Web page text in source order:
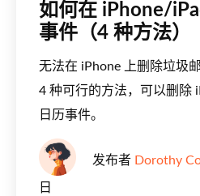
如何在 iPhone/
事件（4 种方法）
无法在 iPhone 上删除垃圾
4 种可行的方法，可以删除
日历事件。
发布者 Dorothy
日